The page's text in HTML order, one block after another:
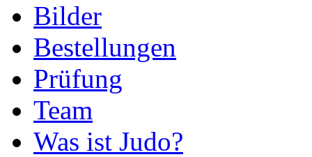
Bilder
Bestellungen
Prüfung
Team
Was ist Judo?